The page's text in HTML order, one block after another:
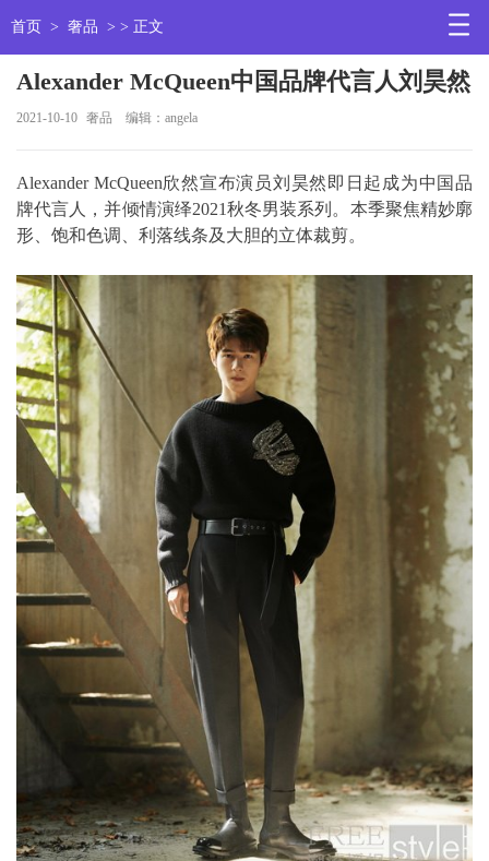
首页 > 奢品 > > 正文
Alexander McQueen中国品牌代言人刘昊然
2021-10-10 奢品 编辑：angela
Alexander McQueen欣然宣布演员刘昊然即日起成为中国品
牌代言人，并倾情演绎2021秋冬男装系列。本季聚焦精妙廓
形、饱和色调、利落线条及大胆的立体裁剪。